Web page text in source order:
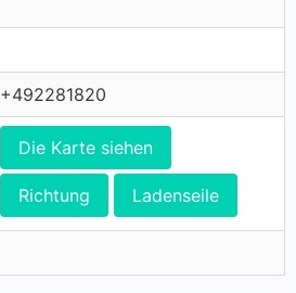
+492281820
Die Karte siehen
Richtung Ladenseile